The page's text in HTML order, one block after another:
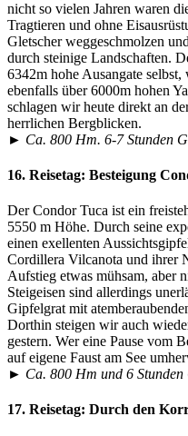
nicht so vielen Jahren waren
Tragtieren und ohne
Gletscher weggeschmolzen
durch steinige Landschaften.
6342m hohe Ausangate
ebenfalls über 6000m hohen
schlagen wir heute direkt an
herrlichen Bergblicken.
► Ca. 800 Hm. 6-7 Stunden
16. Reisetag: Besteigung
Der Condor Tuca ist ein
5550 m Höhe. Durch seine
einen exellenten
Cordillera Vilcanota und ihrer
Aufstieg etwas mühsam, aber
Steigeisen sind allerdings
Gipfelgrat mit
Dorthin steigen wir auch
gestern. Wer eine Pause vom
auf eigene Faust am See
► Ca. 800 Hm und 6 Stunden
17. Reisetag: Durch den